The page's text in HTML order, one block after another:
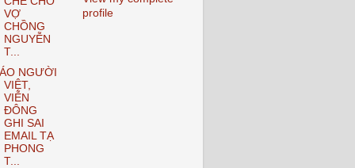
VỢ
CHỒNG
NGUYỄN
T...
NGƯỜI
VIỆT,
VIỄN
ĐÔNG
GHI SAI
EMAIL TẠ
PHONG
T...
profile